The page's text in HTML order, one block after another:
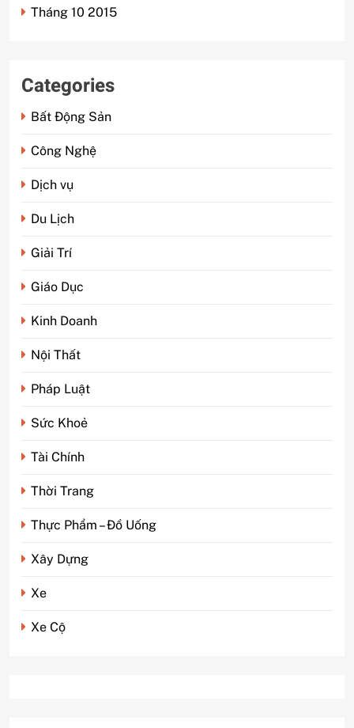
Tháng 10 2015
Categories
Bất Động Sản
Công Nghệ
Dịch vụ
Du Lịch
Giải Trí
Giáo Dục
Kinh Doanh
Nội Thất
Pháp Luật
Sức Khoẻ
Tài Chính
Thời Trang
Thực Phẩm – Đồ Uống
Xây Dựng
Xe
Xe Cộ
5
GIẢI TRÍ
6